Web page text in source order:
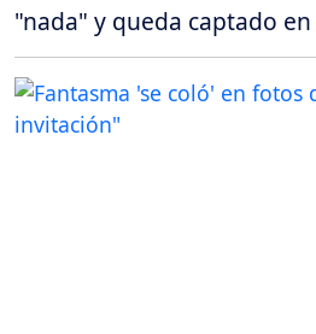
"nada" y queda captado